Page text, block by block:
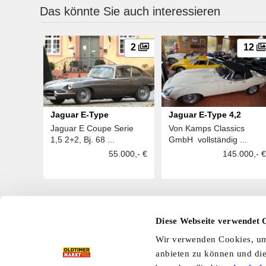
Diese Webseite verwendet
Wir verwenden Cookies,
anbieten zu können und
Das könnte Sie auch interessieren
2
Jaguar E-Type
Jaguar E Coupe Serie
1,5 2+2, Bj. 68 ...
55.000,- €
12
Jaguar E-Type 4,2
Von Kamps Classics
GmbH vollständig ...
145.000,- €
Hier finden Sie mehr OLDTIMER MARKT
Folgen Sie uns auf unseren Social-Media-Seiten
Facebook
Instagram| YouTube|